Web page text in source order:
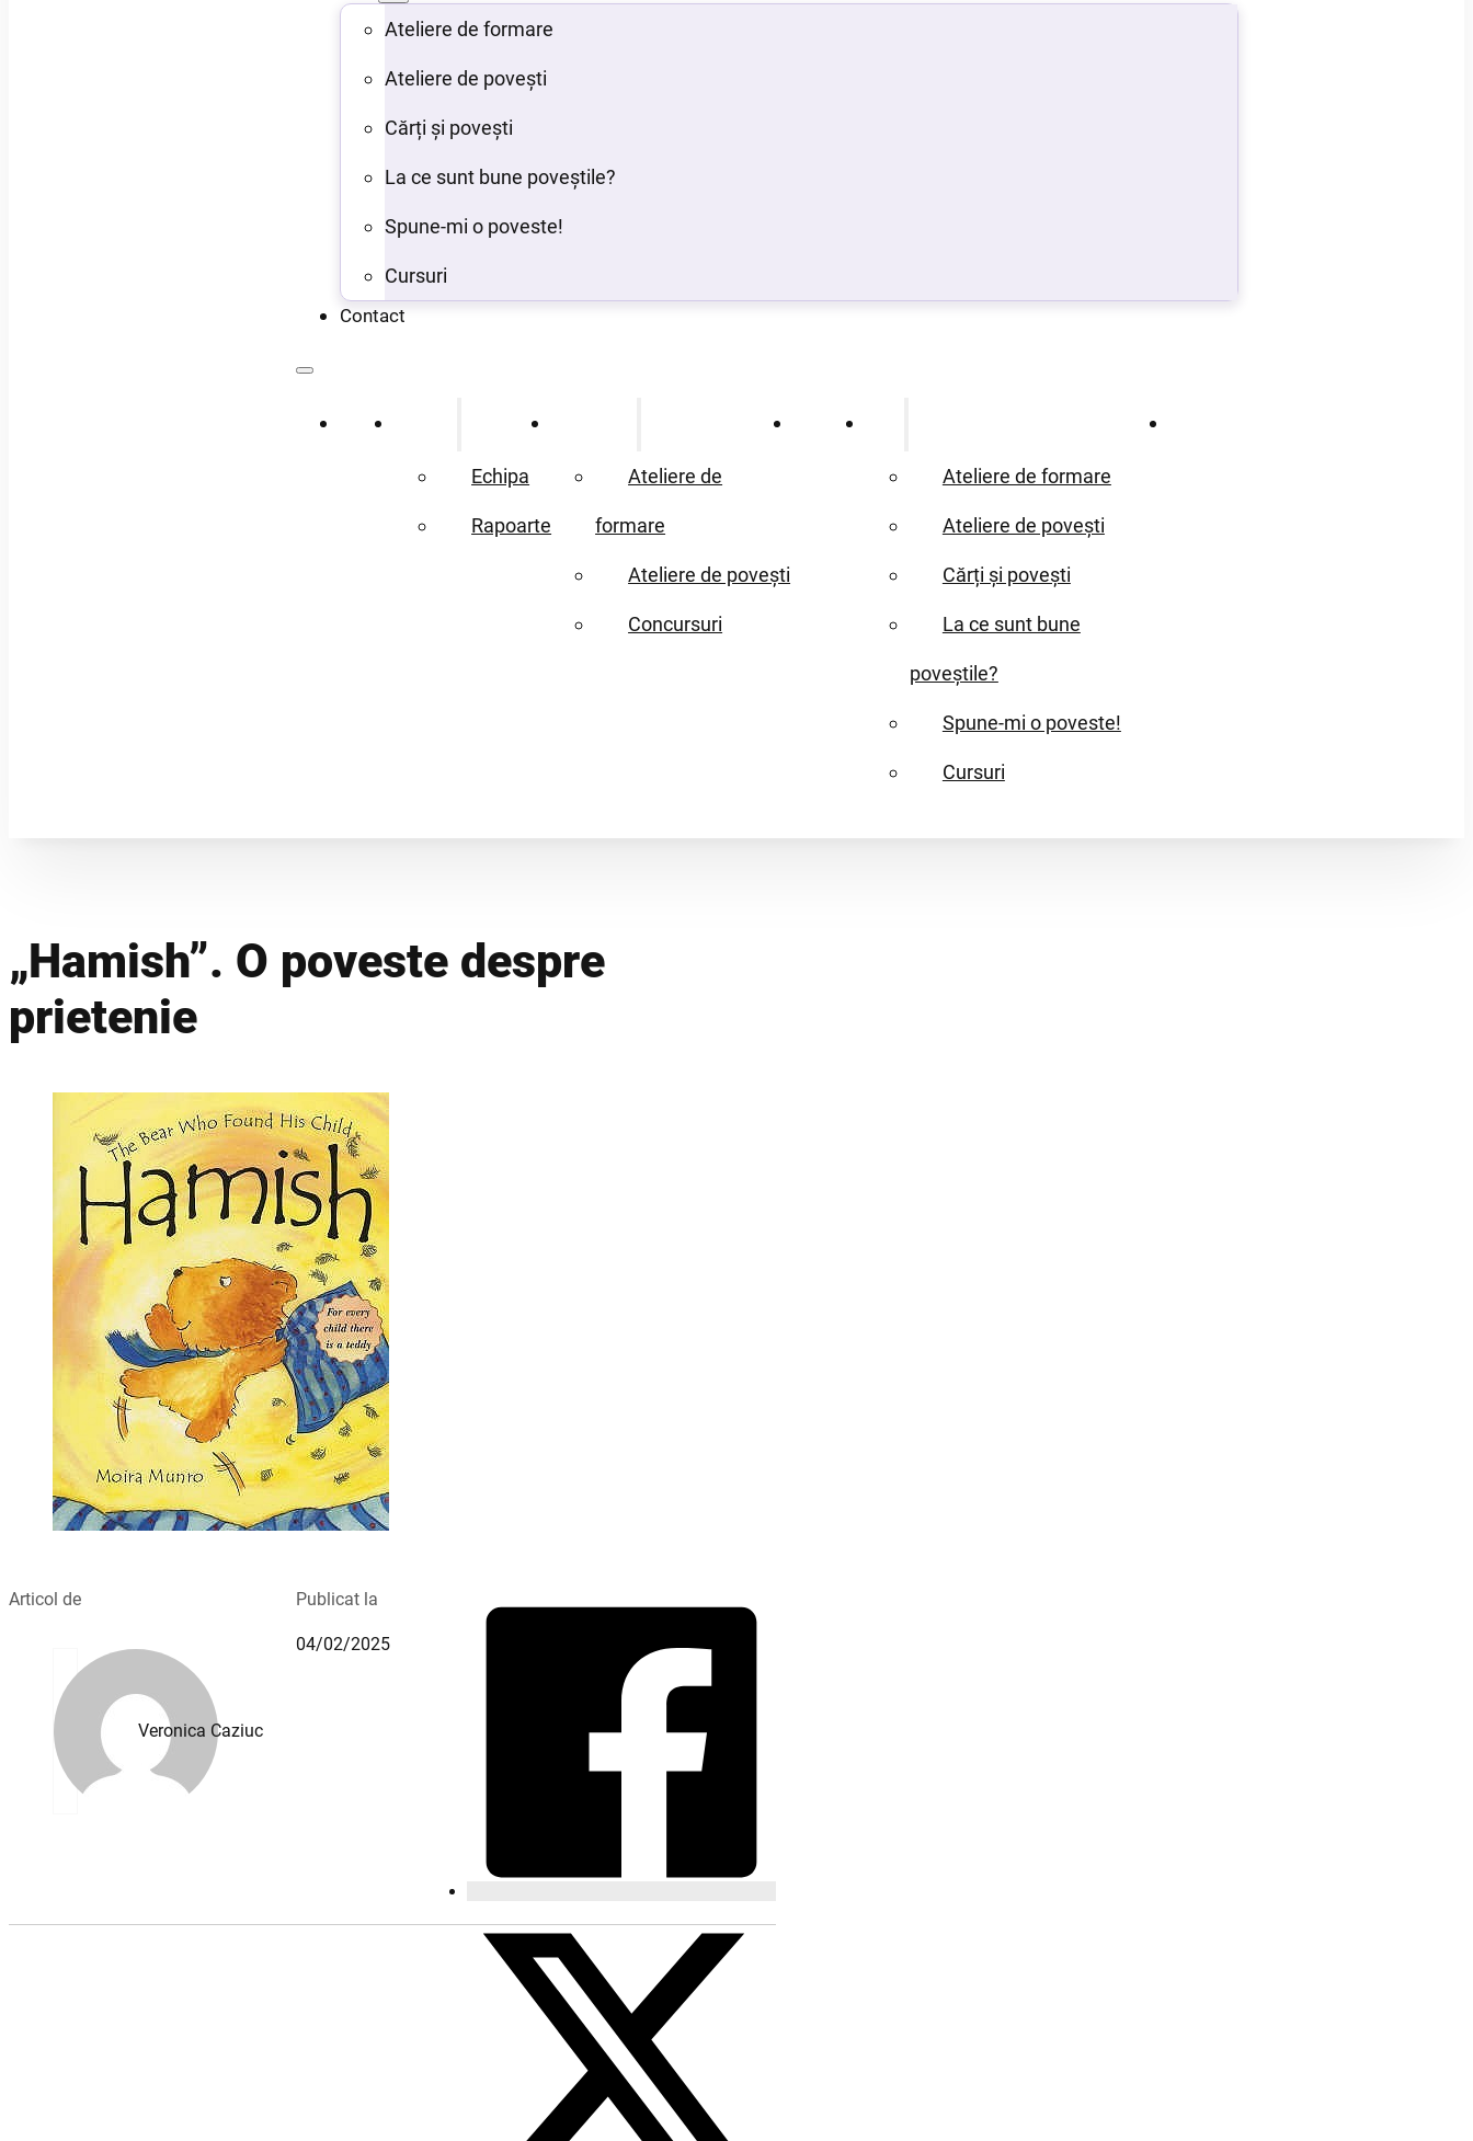
Ateliere de formare
Ateliere de povești
Cărți și povești
La ce sunt bune poveștile?
Spune-mi o poveste!
Cursuri
Contact
Acasă
Echipa
Rapoarte
Ateliere de
formare
Ateliere de povești
Concursuri
Proiecte
Ateliere de formare
Ateliere de povești
Cărți și povești
La ce sunt bune
poveștile?
Spune-mi o poveste!
Cursuri
„Hamish”. O poveste despre
prietenie
Articol de
Veronica Caziuc
Publicat la
04/02/2025